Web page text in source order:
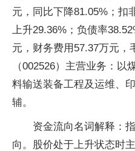
元，同比下降81.05%；扣
上升29.36%；负债率
元，财务费用57.37万元，
（002526）主营业务：
料输送装备工程及运维、
辅。
资金流向名词解释：
向。股价处于上升状态时